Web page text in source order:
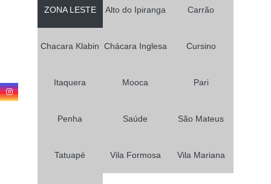
ZONA LESTE Alto do Ipiranga Carrão
Chacara Klabin Chácara Inglesa Cursino
Itaquera Mooca Pari
Penha Saúde São Mateus
Tatuapé Vila Formosa Vila Mariana